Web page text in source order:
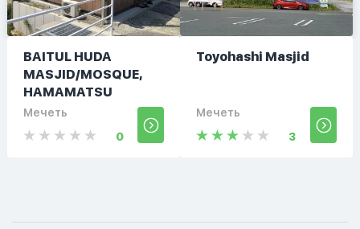
BAITUL HUDA
MASJID/MOSQUE,
HAMAMATSU
Мечеть
0
Toyohashi Masjid
Мечеть
3